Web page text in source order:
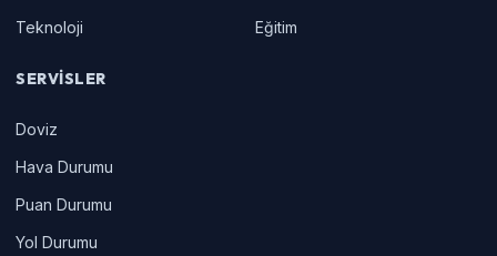
Teknoloji
Eğitim
SERVISLER
Doviz
Hava Durumu
Puan Durumu
Yol Durumu